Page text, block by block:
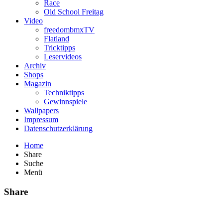
Race
Old School Freitag
Video
freedombmxTV
Flatland
Tricktipps
Leservideos
Archiv
Shops
Magazin
Techniktipps
Gewinnspiele
Wallpapers
Impressum
Datenschutzerklärung
Home
Share
Suche
Menü
Share